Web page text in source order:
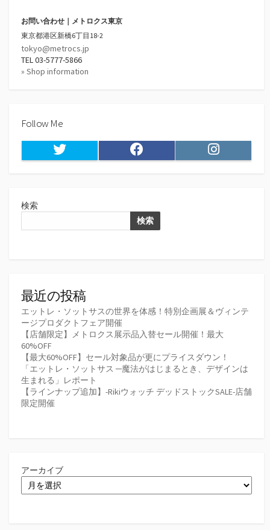
お問い合わせ｜メトロクス東京
東京都港区新橋6丁目18-2
tokyo@metrocs.jp
TEL 03-5777-5866
» Shop information
Follow Me
Twitter Facebook Instagram
検索
検索
最近の投稿
エットレ・ソットサスの世界を体感！特別企画展＆ヴィンテ
ージプロダクトフェア開催
【店舗限定】メトロクス展示品入替セール開催！最大
60%OFF
【最大60%OFF】セール対象品が更にプライスダウン！
「エットレ・ソットサス ─魔法がはじまるとき、デザインは
生まれる」レポート
【ラインナップ追加】-Rikiウォッチ デッドストックSALE-店舗
限定開催
アーカイブ